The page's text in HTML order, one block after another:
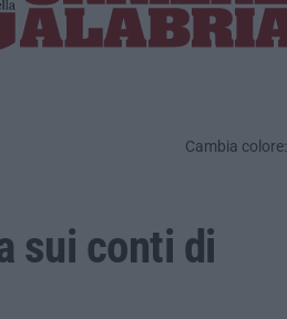
Cambia colore:
sui conti di